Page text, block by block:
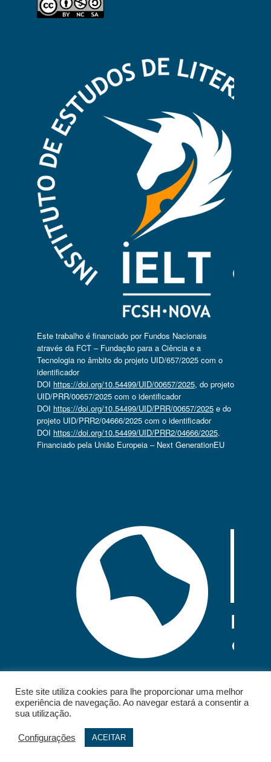
Este trabalho é financiado por Fundos Nacionais
através da FCT – Fundação para a Ciência e a
Tecnologia no âmbito do projeto UID/657/2025 com o
identificador
DOI https://doi.org/10.54499/UID/00657/2025, do projeto
UID/PRR/00657/2025 com o identificador
DOI https://doi.org/10.54499/UID/PRR/00657/2025e do
projeto UID/PRR2/04666/2025 com o identificador
DOI https://doi.org/10.54499/UID/PRR2/04666/2025.
Financiado pela União Europeia – Next GenerationEU
© 2026 - IELT. All rights reserved.
Este site utiliza cookies para lhe proporcionar uma melhor
experiência de navegação. Ao navegar estará a consentir a
sua utilização.
Configurações ACEITAR